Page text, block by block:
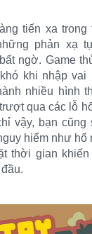
tiến xa
phản xạ
ngờ. Game
khi nhập vai
nhiều hình
qua các lỗ
vậy, bạn
hiểm như hố
thời gian